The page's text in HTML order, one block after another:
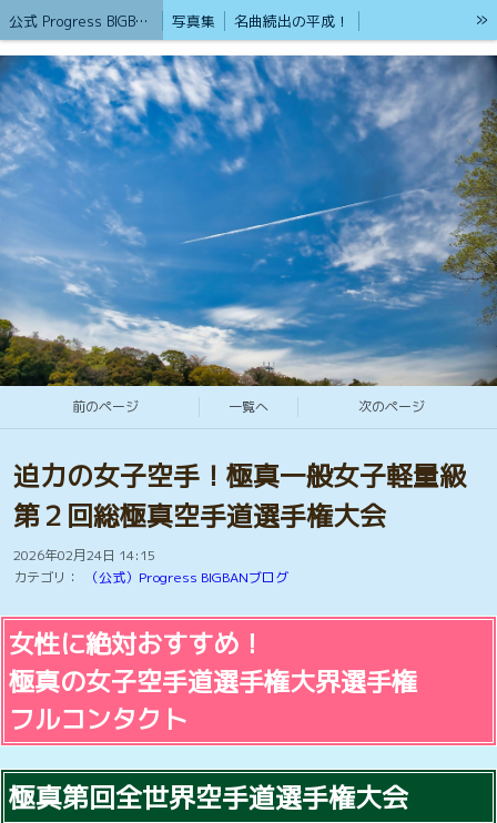
公式 Progress BIGBAN /（サブ名）砂漠のライオン 写真集
名曲続出の平成！
心を癒やしてくれる歌集
ブログ（公式）Progress BIGBAN
戦争の無い平和を築く為の掲示版
ストーカー男から命を守るアイテム紹介
護身術&格闘技集
パート②女性が襲われた時の為に
リンク
戦争が無い平和実現させる為の語らいの場
ボランティア活動も頑張ってます
第二部ストリートビュー
熊本の観光地 (ホットスポットストリートビュー360°VR集)①
熊本の観光地 (ホットスポットストリートビュー360°VR集)②
ローカルガイドとGoogle認定フォトグラファー
20才ポートレート撮影と癒やしのブログ
Google認定ストリートビューフォトグラファー「HP」
ウクライナ支援と国際災害支援
もしもの時に孤立しない為に！
現在もブルース・リーの大記錄は世界No1
Gemini 超人口知能
Progress BIGBANの基本理念
フリーカメラマン
2024年1月 YouTubeを始めました
Yuriko.T 2024/1/22
極真会空手 100人組手
SPの護身術
極真空手を見たい方
格闘技の猛者紹介動画
戦争の無い平和な世界を築く為の語らい掲示版
映像と写真📷️で戦争ドキュメンタリー動画
日米会談2026年3月20日 トランプ氏と高市氏の解析
RKKライブカメラ
NPO団体を設立します
ひと休みのコーナー
しつこいストーカー男から女性を守ります
佐山聡シューティング講座
»
前のページ 一覧へ 次のページ
迫力の女子空手！極真一般女子軽量級
第２回総極真空手道選手権大会
2026年02月24日 14:15
カテゴリ：
（公式）Progress BIGBANブログ
女性に絶対おすすめ！
極真の女子空手道選手権大界選手権
フルコンタクト
極真第回全世界空手道選手権大会